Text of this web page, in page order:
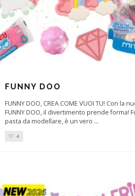
FUNNY DOO
FUNNY DOO, CREA COME VUOI TU! Con la
FUNNY DOO, il divertimento prende forma!
pasta da modellare, è un vero ...
4